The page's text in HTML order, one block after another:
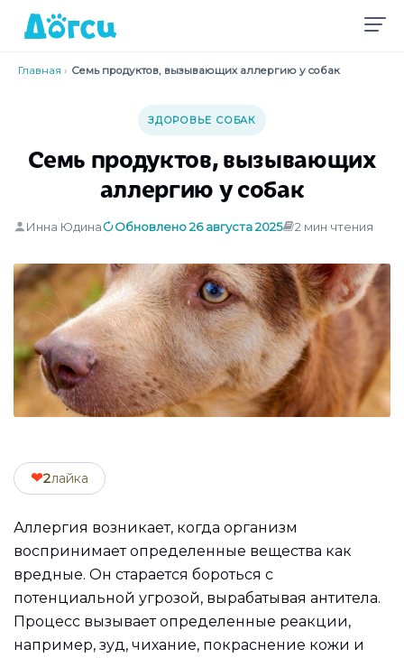
Главная › Семь продуктов, вызывающих аллергию у собак
ЗДОРОВЬЕ СОБАК
Семь продуктов, вызывающих
аллергию у собак
Инна Юдина Обновлено 26 августа 2025 2 мин чтения
❤2лайка
Аллергия возникает, когда организм
воспринимает определенные вещества как
вредные. Он старается бороться с
потенциальной угрозой, вырабатывая антитела.
Процесс вызывает определенные реакции,
например, зуд, чихание, покраснение кожи и